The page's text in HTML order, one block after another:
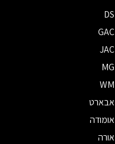
DS
GAC
JAC
MG
WM
אבארט
אומודה
אורה